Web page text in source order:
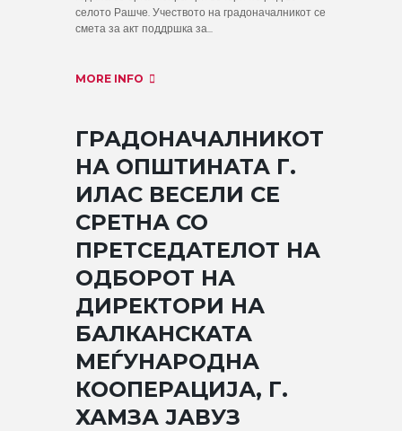
селото Рашче. Учеството на градоначалникот се
смета за акт поддршка за...
MORE INFO
ГРАДОНАЧАЛНИКОТ
НА ОПШТИНАТА Г.
ИЛАС ВЕСЕЛИ СЕ
СРЕТНА СО
ПРЕТСЕДАТЕЛОТ НА
ОДБОРОТ НА
ДИРЕКТОРИ НА
БАЛКАНСКАТА
МЕЃУНАРОДНА
КООПЕРАЦИЈА, Г.
ХАМЗА ЈАВУЗ